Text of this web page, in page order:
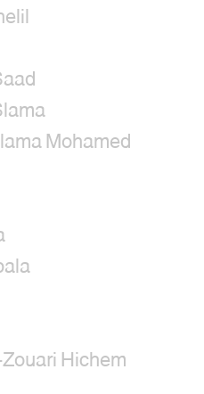
Mohamed
Hichem